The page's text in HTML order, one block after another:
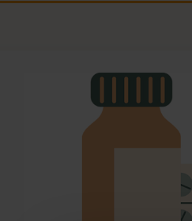
Lista: . Innehåller 1 objekt.